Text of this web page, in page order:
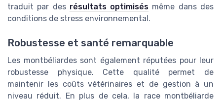
traduit par des résultats optimisés même dans des
conditions de stress environnemental.
Robustesse et santé remarquable
Les montbéliardes sont également réputées pour leur
robustesse physique. Cette qualité permet de
maintenir les coûts vétérinaires et de gestion à un
niveau réduit. En plus de cela, la race montbéliarde